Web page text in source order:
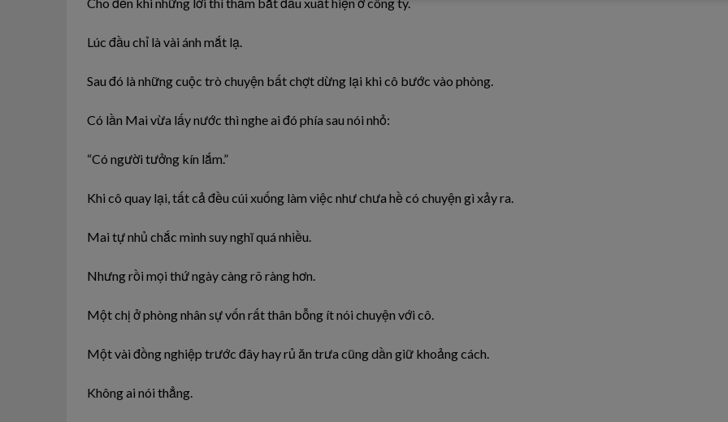
Lúc đầu chỉ là vài ánh mắt lạ.
Sau đó là những cuộc trò chuyện bất chợt dừng lại khi cô bước vào phòng.
Có lần Mai vừa lấy nước thì nghe ai đó phía sau nói nhỏ:
“Có người tưởng kín lắm.”
Khi cô quay lại, tất cả đều cúi xuống làm việc như chưa hề có chuyện gì xảy ra.
Mai tự nhủ chắc mình suy nghĩ quá nhiều.
Nhưng rồi mọi thứ ngày càng rõ ràng hơn.
Một chị ở phòng nhân sự vốn rất thân bỗng ít nói chuyện với cô.
Một vài đồng nghiệp trước đây hay rủ ăn trưa cũng dần giữ khoảng cách.
Không ai nói thẳng.